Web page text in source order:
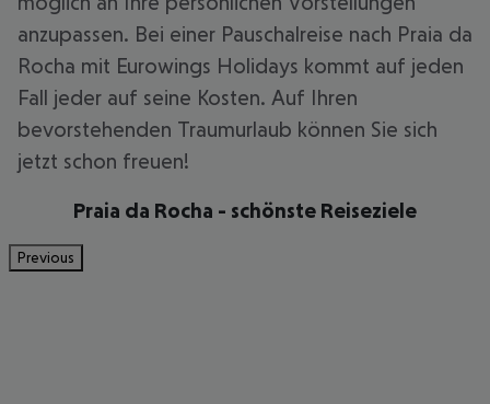
anzupassen. Bei einer Pauschalreise nach Praia da
Rocha mit Eurowings Holidays kommt auf jeden
Fall jeder auf seine Kosten. Auf Ihren
bevorstehenden Traumurlaub können Sie sich
jetzt schon freuen!
Praia da Rocha - schönste Reiseziele
Previous